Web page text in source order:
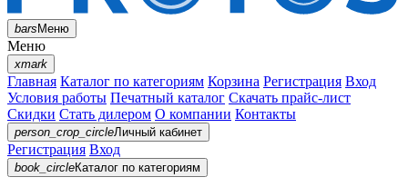
barsМеню
Меню
xmark
Главная Каталог по категориям Корзина Регистрация Вход
Условия работы Печатный каталог Скачать прайс-лист
Скидки Стать дилером О компании Контакты
person_crop_circleЛичный кабинет
Регистрация Вход
book_circleКаталог по категориям